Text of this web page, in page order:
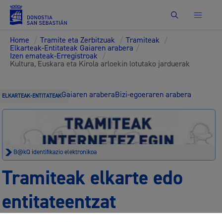
Bilatu
Home / Tramite eta Zerbitzuak / Tramiteak /
Elkarteak-Entitateak Gaiaren arabera /
Izen emateak-Erregistroak /
Kultura, Euskara eta Kirola arloekin lotutako jarduerak
ELKARTEAK-ENTITATEAKGaiaren araberaBizi-egoeraren arabera
B@kQ identifikazio elektronikoa
Tramiteak elkarte edo
entitateentzat